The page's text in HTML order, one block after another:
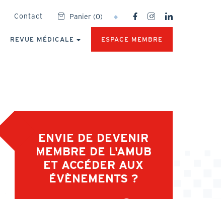
Contact Panier (0)
SOCIAL
NETWORKS
REVUE MÉDICALE ESPACE MEMBRE
ENVIE DE DEVENIR
MEMBRE DE L'AMUB
ET ACCÉDER AUX
ÉVÈNEMENTS ?